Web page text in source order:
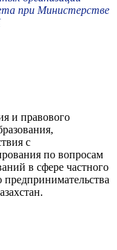
при Министерстве
и правового
с
по вопросам
в сфере частного
предпринимательства